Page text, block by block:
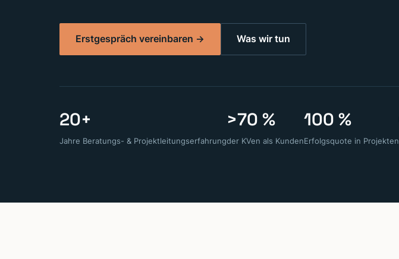
Erstgespräch vereinbaren → Was wir tun
20+
Jahre Beratungs- & Projektleitungserfahrung
>70 %
der KVen als Kunden
100 %
Erfolgsquote in Projekten